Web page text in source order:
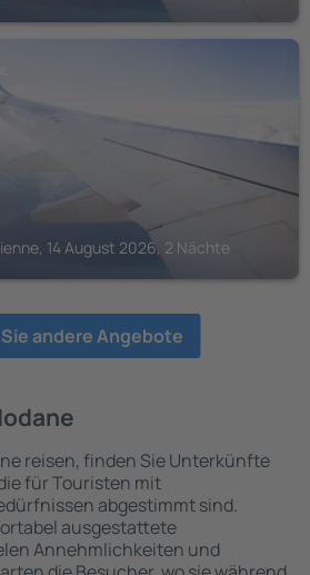
14 August 2026, 2 Nächte
andere Angebote
reisen, finden Sie Unterkünfte
für Touristen mit
abgestimmt sind.
ausgestattete
Annehmlichkeiten und